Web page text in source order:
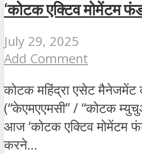
‘कोटक एक्टिव मोमेंटम
July 29, 2025
Add Comment
कोटक महिंद्रा एसेट मैनेजमेंट
(“केएमएएमसी” / “कोटक
आज ‘कोटक एक्टिव मोमेंटम
करने...